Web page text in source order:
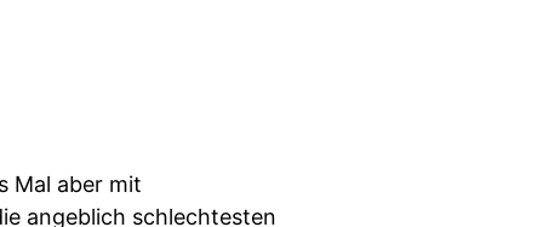
Mal aber mit
angeblich schlechtesten